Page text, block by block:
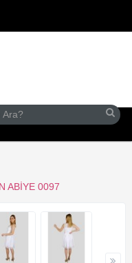
ABIYE 0097